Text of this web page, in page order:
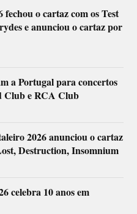
fechou o cartaz com os Test
e anunciou o cartaz por
a Portugal para concertos
Club e RCA Club
2026 anunciou o cartaz
Destruction, Insomnium
celebra 10 anos em